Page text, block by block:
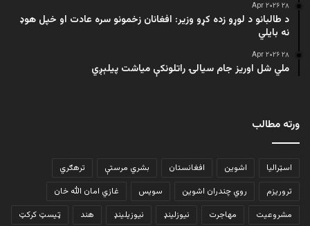
۲۸ Apr ۲۰۲۶
د طالبانو د لوړو زده کړو وزیر: افغانان زخمونو سره عادت او خپل هوډ
نه بایلي
۲۸ Apr ۲۰۲۶
ملي شل اوریز جام سیالۍ راتلونکې میاشت پیلېږي
ورته مطالب
اسټرالیا اشوین افغانستان بشري مرستې
ترهګري
تروریزم
روي چندران اشوین سویس
غازي امان الله خان
مشروعیت
مهاجرت نیوزلینډ نیوزیلینډ هند ټیسټ کرکټ